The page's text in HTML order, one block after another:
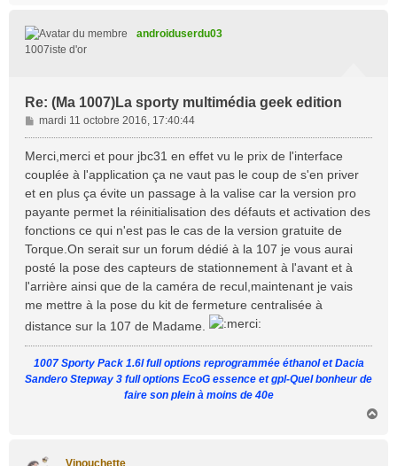
androiduserdu03
1007iste d'or
Re: (Ma 1007)La sporty multimédia geek edition
M
e
a
g
e
mardi 11 octobre 2016, 17:40:44
Merci,merci et pour jbc31 en effet vu le prix de l'interface
couplée à l'application ça ne vaut pas le coup de s'en priver
et en plus ça évite un passage à la valise car la version pro
payante permet la réinitialisation des défauts et activation des
fonctions ce qui n'est pas le cas de la version gratuite de
Torque.On serait sur un forum dédié à la 107 je vous aurai
posté la pose des capteurs de stationnement à l'avant et à
l'arrière ainsi que de la caméra de recul,maintenant je vais
me mettre à la pose du kit de fermeture centralisée à
distance sur la 107 de Madame.
1007 Sporty Pack 1.6l full options reprogrammée éthanol et Dacia
Sandero Stepway 3 full options EcoG essence et gpl-Quel bonheur de
faire son plein à moins de 40e
Vinouchette